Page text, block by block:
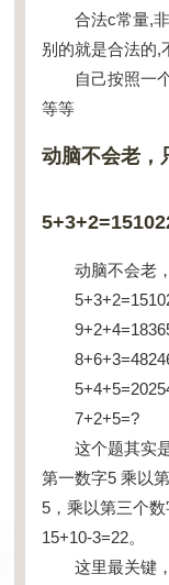
合法c常量,非
别的就是合法的,
自己按照一个
等等
动脑不会老，
动脑不会老，
7+2+5=?
这个题其实是
第一数字5 乘以
5，乘以第三个
15+10-3=22。
这里最关键，